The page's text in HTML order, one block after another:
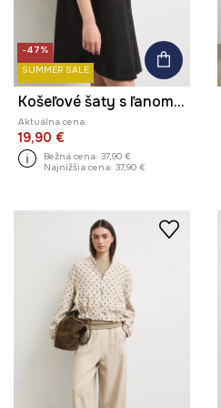
-47%
SUMMER SALE
Košeľové šaty s ľanom hladké
Aktuálna cena:
19,90 €
Bežná cena: 37,90 €
Najnižšia cena: 37,90 €